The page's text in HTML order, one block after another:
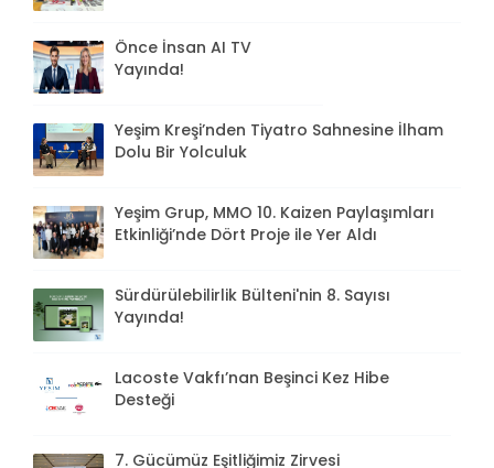
Önce İnsan AI TV
Yayında!
Yeşim Kreşi’nden Tiyatro Sahnesine İlham
Dolu Bir Yolculuk
Yeşim Grup, MMO 10. Kaizen Paylaşımları
Etkinliği’nde Dört Proje ile Yer Aldı
Sürdürülebilirlik Bülteni'nin 8. Sayısı
Yayında!
Lacoste Vakfı’nan Beşinci Kez Hibe
Desteği
7. Gücümüz Eşitliğimiz Zirvesi